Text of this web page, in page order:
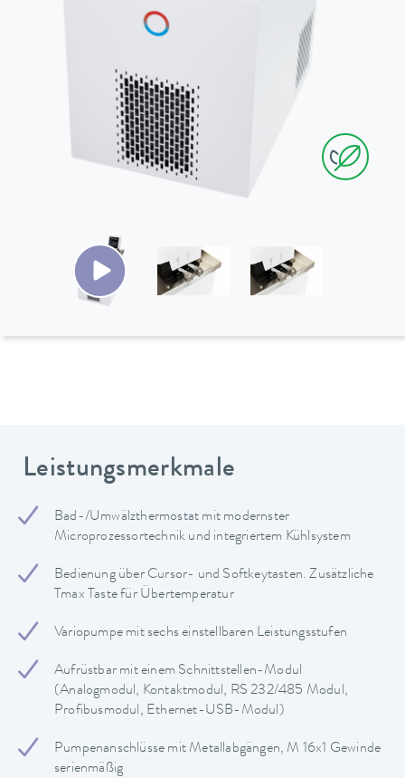
Leistungsmerkmale
Bad-/Umwälzthermostat mit modernster
Microprozessortechnik und integriertem Kühlsystem
Bedienung über Cursor- und Softkeytasten. Zusätzliche
Tmax Taste für Übertemperatur
Variopumpe mit sechs einstellbaren Leistungsstufen
Aufrüstbar mit einem Schnittstellen-Modul
(Analogmodul, Kontaktmodul, RS 232/485 Modul,
Profibusmodul, Ethernet-USB-Modul)
Pumpenanschlüsse mit Metallabgängen, M 16x1 Gewinde
serienmäßig